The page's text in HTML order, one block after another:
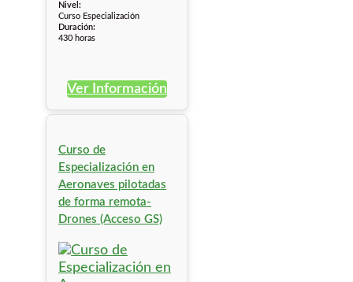
Nivel:
Curso Especialización
Duración:
430 horas
Ver Información
Curso de
Especialización en
Aeronaves pilotadas
de forma remota-
Drones (Acceso GS)